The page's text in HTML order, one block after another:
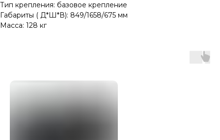
Тип крепления: базовое крепление
Габариты ( Д*Ш*В): 849/1658/675 мм
Масса: 128 кг